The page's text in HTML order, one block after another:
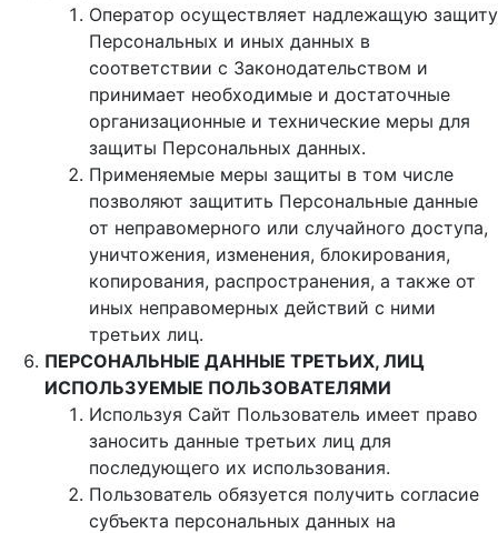
Оператор осуществляет надлежащую защиту
Персональных и иных данных в
соответствии с Законодательством и
принимает необходимые и достаточные
организационные и технические меры для
защиты Персональных данных.
Применяемые меры защиты в том числе
позволяют защитить Персональные данные
от неправомерного или случайного доступа,
уничтожения, изменения, блокирования,
копирования, распространения, а также от
иных неправомерных действий с ними
третьих лиц.
ПЕРСОНАЛЬНЫЕ ДАННЫЕ ТРЕТЬИХ, ЛИЦ
ИСПОЛЬЗУЕМЫЕ ПОЛЬЗОВАТЕЛЯМИ
Используя Сайт Пользователь имеет право
заносить данные третьих лиц для
последующего их использования.
Пользователь обязуется получить согласие
субъекта персональных данных на